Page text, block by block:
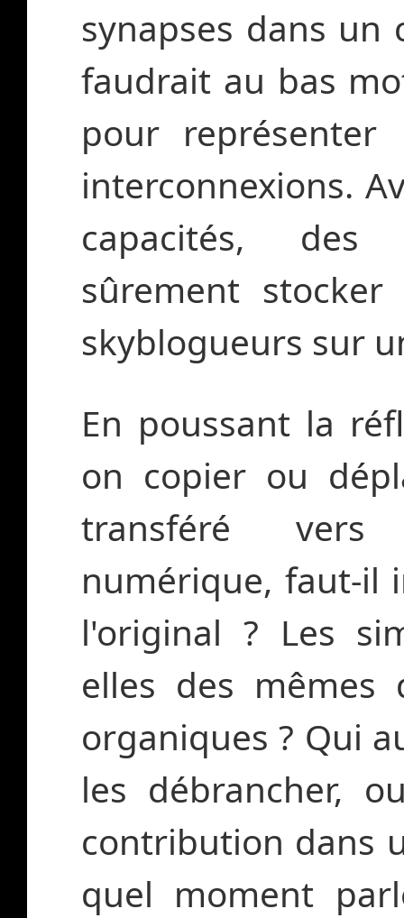
synapses dans un
faudrait au bas
pour
interconnexions.
capacités, des
sûrement
skyblogueurs sur
En poussant la
on copier ou
transféré vers
numérique, faut-il
l'original ? Les
elles des mêmes
organiques ? Qui
les débrancher,
contribution dans
quel moment